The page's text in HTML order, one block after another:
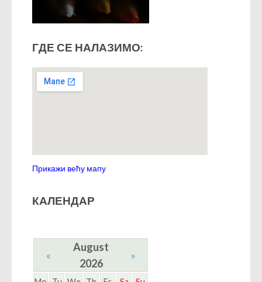
ГДЕ СЕ НАЛАЗИМО:
Прикажи већу мапу
КАЛЕНДАР
«
August
2026
»